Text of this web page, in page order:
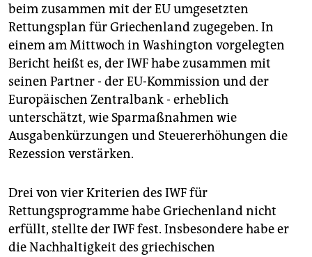
unterstützen
abo
genossenschaft
epaper login
beim zusammen mit der EU umgesetzten
Rettungsplan für Griechenland zugegeben. In
einem am Mittwoch in Washington vorgelegten
Bericht heißt es, der IWF habe zusammen mit
seinen Partner - der EU-Kommission und der
Europäischen Zentralbank - erheblich
unterschätzt, wie Sparmaßnahmen wie
Ausgabenkürzungen und Steuererhöhungen die
Rezession verstärken.
Drei von vier Kriterien des IWF für
Rettungsprogramme habe Griechenland nicht
erfüllt, stellte der IWF fest. Insbesondere habe er
die Nachhaltigkeit des griechischen